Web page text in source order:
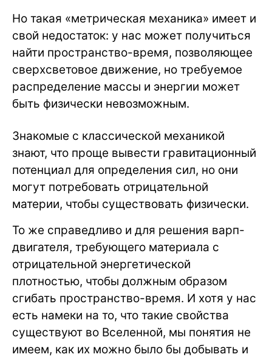
Но такая «метрическая механика» имеет и
свой недостаток: у нас может получиться
найти пространство-время, позволяющее
сверхсветовое движение, но требуемое
распределение массы и энергии может
быть физически невозможным.
Знакомые с классической механикой
знают, что проще вывести гравитационный
потенциал для определения сил, но они
могут потребовать отрицательной
материи, чтобы существовать физически.
То же справедливо и для решения варп-
двигателя, требующего материала с
отрицательной энергетической
плотностью, чтобы должным образом
сгибать пространство-время. И хотя у нас
есть намеки на то, что такие свойства
существуют во Вселенной, мы понятия не
имеем, как их можно было бы добывать и